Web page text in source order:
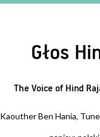
Głos
The Voice of Hind
Kaouther Ben Hania,